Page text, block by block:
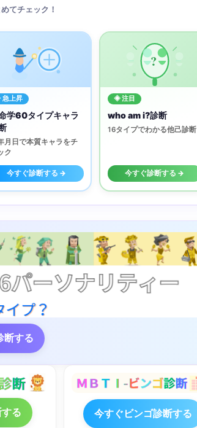
てチェック！
急上昇
学60タイプキャラ
月日で本質キャラをチ
ク
今すぐ診断する →
?
◈ 注目
who am i?診断
16タイプでわかる他己診断
今すぐ診断する →
断する
る 今すぐビンゴ診断する